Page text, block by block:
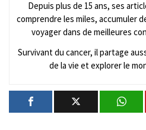
Depuis plus de 15 ans, ses
comprendre les miles, accumuler
voyager dans de meilleures
Survivant du cancer, il partage
de la vie et explorer le